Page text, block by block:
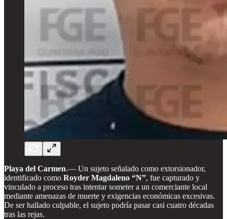
Playa del Carmen.— Un sujeto señalado como extorsionador,
identificado como Royder Magdaleno “N”, fue capturado y
vinculado a proceso tras intentar someter a un comerciante local
mediante amenazas de muerte y exigencias económicas excesivas.
De ser hallado culpable, el sujeto podría pasar casi cuatro décadas
tras las rejas.